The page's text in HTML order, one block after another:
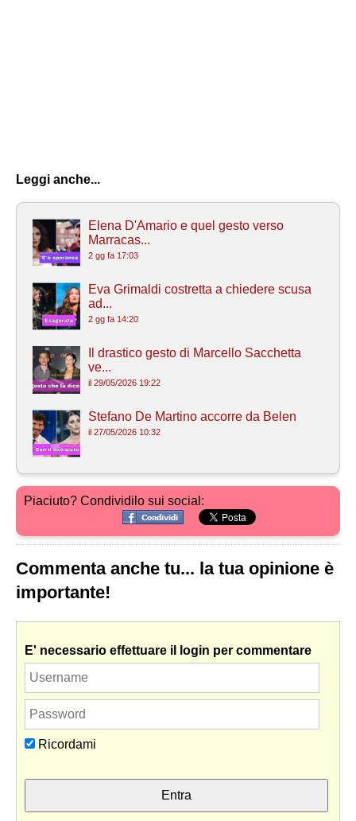
Leggi anche...
Elena D'Amario e quel gesto verso
Marracas...
2 gg fa 17:03
Eva Grimaldi costretta a chiedere scusa
ad...
2 gg fa 14:20
Il drastico gesto di Marcello Sacchetta
ve...
il 29/05/2026 19:22
Stefano De Martino accorre da Belen
il 27/05/2026 10:32
Piaciuto? Condividilo sui social:
Commenta anche tu... la tua opinione è
importante!
E' necessario effettuare il login per commentare
Ricordami